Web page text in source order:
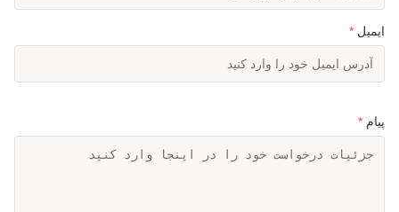
ایمیل *
پیام *